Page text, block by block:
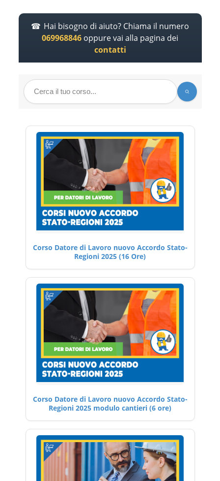
Hai bisogno di aiuto? Chiama il numero
069968846 oppure vai alla pagina dei
contatti
Corso Datore di Lavoro nuovo Accordo Stato-
Regioni 2025 (16 Ore)
Corso Datore di Lavoro nuovo Accordo Stato-
Regioni 2025 modulo cantieri (6 ore)